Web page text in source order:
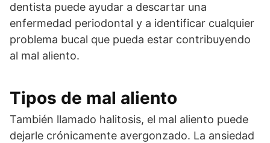
dentista puede ayudar a descartar una
enfermedad periodontal y a identificar cualquier
problema bucal que pueda estar contribuyendo
al mal aliento.
Tipos de mal aliento
También llamado halitosis, el mal aliento puede
dejarle crónicamente avergonzado. La ansiedad